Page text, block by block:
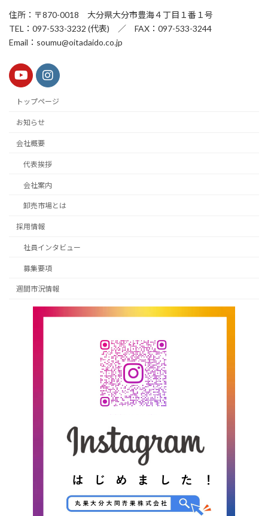
住所：〒870-0018 大分県大分市豊海４丁目１番１号
TEL：097-533-3232 (代表) ／ FAX：097-533-3244
Email：soumu@oitadaido.co.jp
トップページ
お知らせ
会社概要
代表挨拶
会社案内
卸売市場とは
採用情報
社員インタビュー
募集要項
週間市況情報